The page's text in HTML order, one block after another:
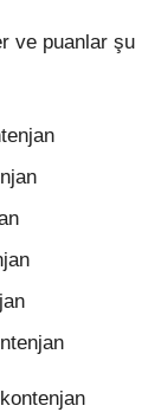
ve puanlar şu